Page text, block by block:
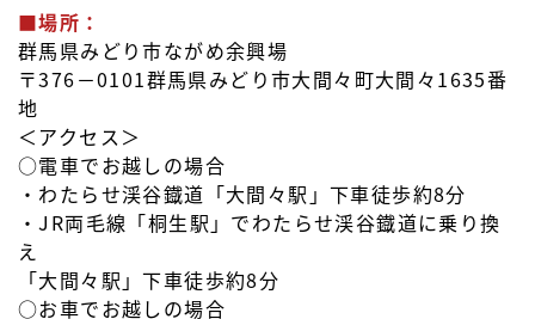
■場所：
群馬県みどり市ながめ余興場
〒376－0101群馬県みどり市大間々町大間々1635番
地
＜アクセス＞
○電車でお越しの場合
・わたらせ渓谷鐡道「大間々駅」下車徒歩約8分
・JR両毛線「桐生駅」でわたらせ渓谷鐡道に乗り換
え
「大間々駅」下車徒歩約8分
○お車でお越しの場合